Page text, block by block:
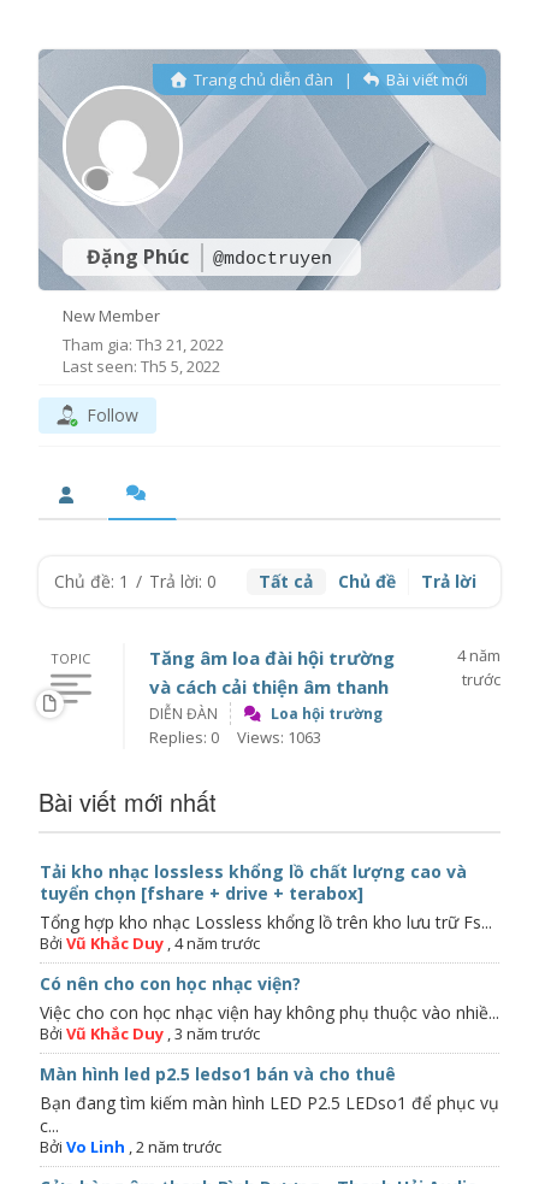
Đặng Phúc @mdoctruyen
Trang chủ diễn đàn | Bài viết mới
New Member
Tham gia: Th3 21, 2022
Last seen: Th5 5, 2022
Follow
Chủ đề: 1 / Trả lời: 0 Tất cả Chủ đề Trả lời
TOPIC
Tăng âm loa đài hội trường
và cách cải thiện âm thanh
4 năm
trước
DIỄN ĐÀN Loa hội trường
Replies: 0 Views: 1063
Bài viết mới nhất
Tải kho nhạc lossless khổng lồ chất lượng cao và
tuyển chọn [fshare + drive + terabox]
Tổng hợp kho nhạc Lossless khổng lồ trên kho lưu trữ Fs...
Bởi Vũ Khắc Duy ,4 năm trước
Có nên cho con học nhạc viện?
Việc cho con học nhạc viện hay không phụ thuộc vào nhiề...
Bởi Vũ Khắc Duy ,3 năm trước
Màn hình led p2.5 ledso1 bán và cho thuê
Bạn đang tìm kiếm màn hình LED P2.5 LEDso1 để phục vụ
c...
Bởi Vo Linh ,2 năm trước